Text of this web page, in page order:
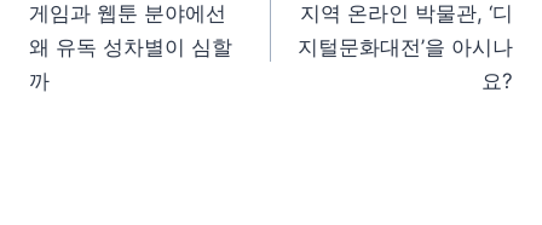
게임과 웹툰 분야에선
왜 유독 성차별이 심할
까
지역 온라인 박물관, ‘디
지털문화대전’을 아시나
요?